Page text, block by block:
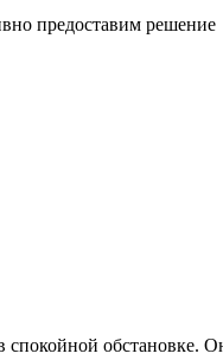
предоставим решение
спокойной обстановке.